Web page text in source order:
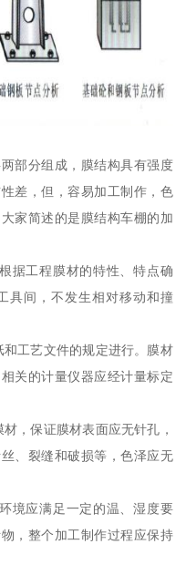
部分组成，膜结构具有强度
差，但，容易加工制作，色
家简述的是膜结构车棚的加
据工程膜材的特性、特点确
具间，不发生相对移动和撞
工艺文件的规定进行。膜材
关的计量仪器应经计量标定
，保证膜材表面应无针孔，
、裂缝和破损等，色泽应无
境应满足一定的温、湿度要
，整个加工制作过程应保持